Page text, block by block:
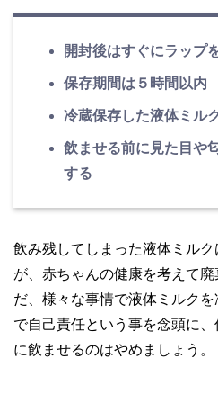
開封後はすぐにラップ
保存期間は５時間以内
冷蔵保存した液体ミル
飲ませる前に見た目や
する
飲み残してしまった液体ミル
が、赤ちゃんの健康を考えて
だ、様々な事情で液体ミルク
で自己責任という事を念頭に
に飲ませるのはやめましょう。